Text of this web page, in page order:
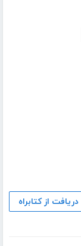
دریافت از کتابراه